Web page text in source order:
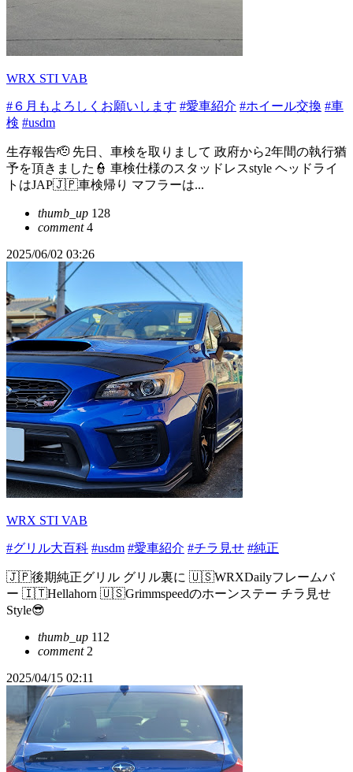
WRX STI VAB
#６月もよろしくお願いします #愛車紹介 #ホイール交換 #車
検 #usdm
生存報告🫡 先日、車検を取りまして 政府から2年間の執行猶
予を頂きました👮 車検仕様のスタッドレスstyle ヘッドライ
トはJAP🇯🇵車検帰り マフラーは...
thumb_up 128
comment4
2025/06/02 03:26
WRX STI VAB
#グリル大百科 #usdm #愛車紹介 #チラ見せ #純正
🇯🇵後期純正グリル グリル裏に 🇺🇸WRXDailyフレームバ
ー 🇮🇹Hellahorn 🇺🇸Grimmspeedのホーンステー チラ見せ
Style😎
thumb_up 112
comment2
2025/04/15 02:11